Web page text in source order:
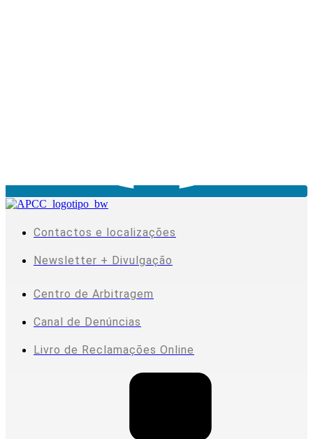
Contactos e localizações
Newsletter + Divulgação
Centro de Arbitragem
Canal de Denúncias
Livro de Reclamações Online